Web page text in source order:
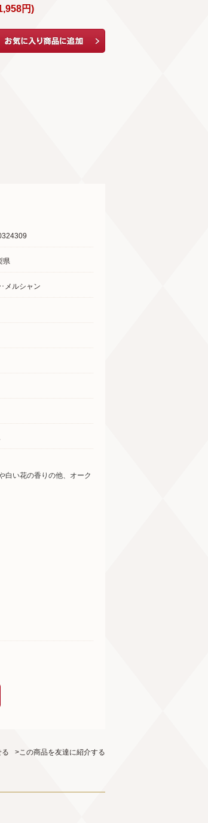
円)
県
メルシャン
白い花の香りの他、オーク
>この商品を友達に紹介する